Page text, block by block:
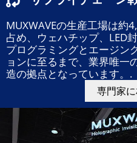
MUXWAVEの生産工場は約
占め、ウェハチップ、LED
プログラミングとエージン
ョンに至るまで、業界唯一
造の拠点となっています。.
専門家